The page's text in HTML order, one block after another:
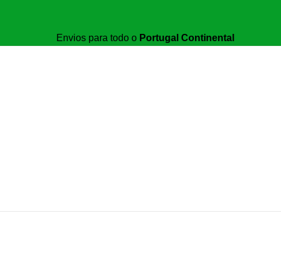
Envios para todo o Portugal Continental